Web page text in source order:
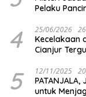
Pelaku
4 25/06/2026
Kecelakaan
Cianjur
5 12/11/2025
untuk